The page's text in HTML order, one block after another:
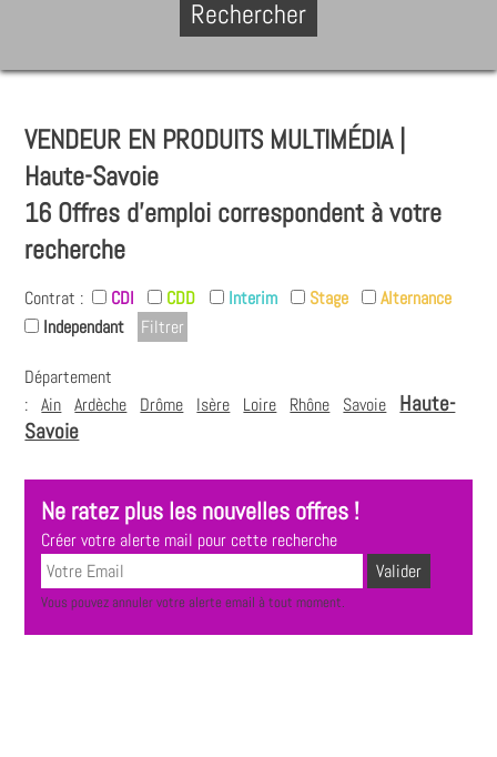
VENDEUR EN PRODUITS MULTIMÉDIA |
Haute-Savoie
16 Offres d'emploi correspondent à votre
recherche
Contrat : CDI CDD Interim Stage
Alternance
Independant
Département
: Ain Ardèche Drôme Isère Loire Rhône Savoie
Haute-
Savoie
Ne ratez plus les nouvelles offres !
Créer votre alerte mail pour cette recherche
Vous pouvez annuler votre alerte email à tout moment.